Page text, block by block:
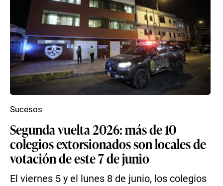
Segunda vuelta 2026: más de 10
colegios extorsionados son locales de
votación de este 7 de junio
El viernes 5 y el lunes 8 de junio, los colegios
Sucesos